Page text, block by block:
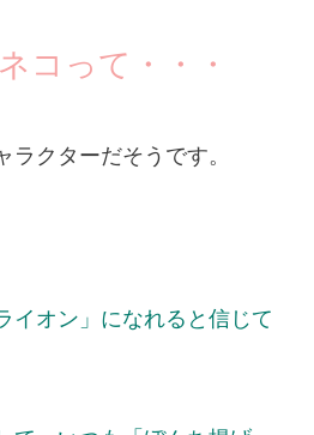
コって・・・
クターだそうです。
イオン」になれると信じて